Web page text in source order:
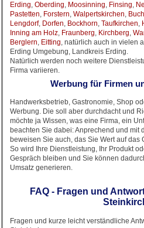
Erding, Oberding, Moosinning, Finsing,
Pastetten, Forstern, Walpertskirchen,
Lengdorf, Dorfen, Bockhorn, Taufkirchen,
Inning am Holz, Fraunberg, Kirchberg,
Berglern, Eitting, natürlich auch in vielen
Erding Umgebung, Landkreis Erding.
Natürlich werden noch weitere
Firma variieren.
Werbung für Firmen
Handwerksbetrieb, Gastronomie, Shop
Werbung. Die soll aber durchdacht und
möchte ja Wissen, was eine Firma, ein
beachten Sie dabei: Anprechend und mit
beweisen Sie auch, das Sie Wert auf das
So wird Ihre Dienstleistung, Ihr Produkt
Gespräch bleiben und Sie können
Umsatz generieren.
FAQ - Fragen und
Fragen und kurze leicht verständliche